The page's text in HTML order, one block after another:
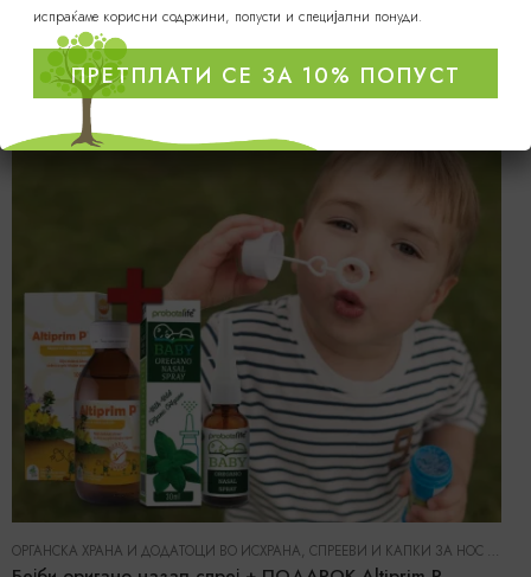
ОРГАНСКА ХРАНА И ДОДАТОЦИ ВО ИСХРАНА СПРЕЕВИ И КАПКИ ЗА НОС И ГРЛО
испраќаме корисни содржини, попусти и специјални понуди.
ПРЕТПЛАТИ СЕ ЗА 10% ПОПУСТ